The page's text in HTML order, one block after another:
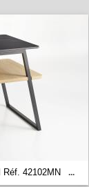
Réf. 42102MN ...